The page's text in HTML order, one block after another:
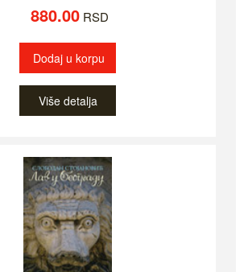
880.00 RSD
Dodaj u korpu
Više detalja